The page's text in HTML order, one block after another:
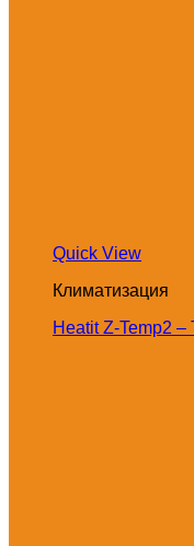
Quick View
Климатизация
Heatit Z-Temp2 –